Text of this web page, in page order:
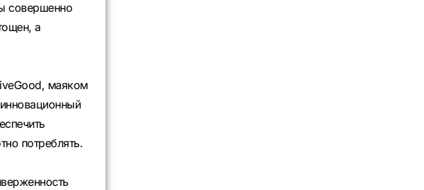
совершенно
а
маяком
потреблять.